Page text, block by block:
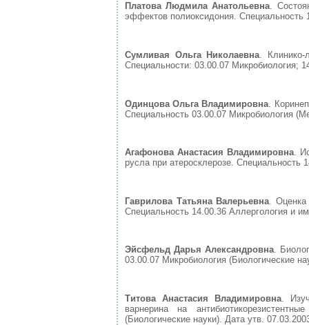
Платова Людмила Анатольевна.
эффектов полиоксидония. Специальность
Сумливая Ольга Николаевна. Клинико-
Специальности: 03.00.07 Микробиология;
Одинцова Ольга Владимировна .
Специальность 03.00.07 Микробиология
Агафонова Анастасия Владимировна.
русла при атеросклерозе.
Гаврилова Татьяна Валерьевна .
Специальность 14.00.36 Аллергология и
Эйсфельд Дарья Александровна.
03.00.07 Микробиология (Биологические
Титова Анастасия Владимировна.
варнерина на
(Биологические науки). Дата утв.